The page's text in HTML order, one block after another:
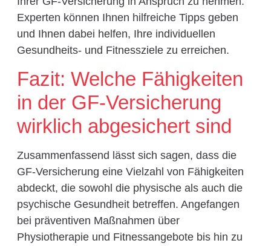
Experten können Ihnen hilfreiche Tipps geben
und Ihnen dabei helfen, Ihre individuellen
Gesundheits- und Fitnessziele zu erreichen.
Fazit: Welche Fähigkeiten
in der GF-Versicherung
wirklich abgesichert sind
Zusammenfassend lässt sich sagen, dass die
GF-Versicherung eine Vielzahl von Fähigkeiten
abdeckt, die sowohl die physische als auch die
psychische Gesundheit betreffen. Angefangen
bei präventiven Maßnahmen über
Physiotherapie und Fitnessangebote bis hin zu